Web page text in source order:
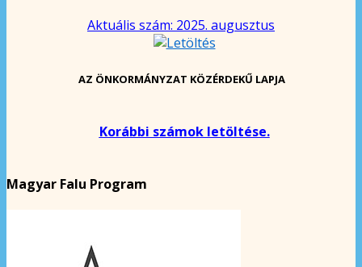
Aktuális szám: 2025. augusztus
AZ ÖNKORMÁNYZAT KÖZÉRDEKŰ LAPJA
Korábbi számok letöltése.
Magyar Falu Program